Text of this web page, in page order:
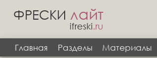
ФРЕСКИ лайт
ifreski.ru
Главная
Разделы Материалы